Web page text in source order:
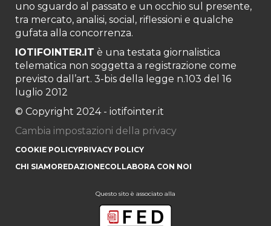
uno sguardo al passato e un occhio sul presente,
tra mercato, analisi, social, riflessioni e qualche
gufata alla concorrenza.
IOTIFOINTER.IT è una testata giornalistica
telematica non soggetta a registrazione come
previsto dall’art. 3-bis della legge n.103 del 16
luglio 2012
© Copyright 2024 - iotifointer.it
Cambia impostazioni della privacy
COOKIE POLICYPRIVACY POLICY
CHI SIAMOREDAZIONECOLLABORA CON NOI
Questo sito è associato alla